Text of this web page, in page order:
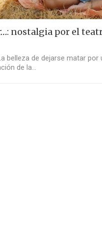
: nostalgia por el
belleza de dejarse matar por
de la…